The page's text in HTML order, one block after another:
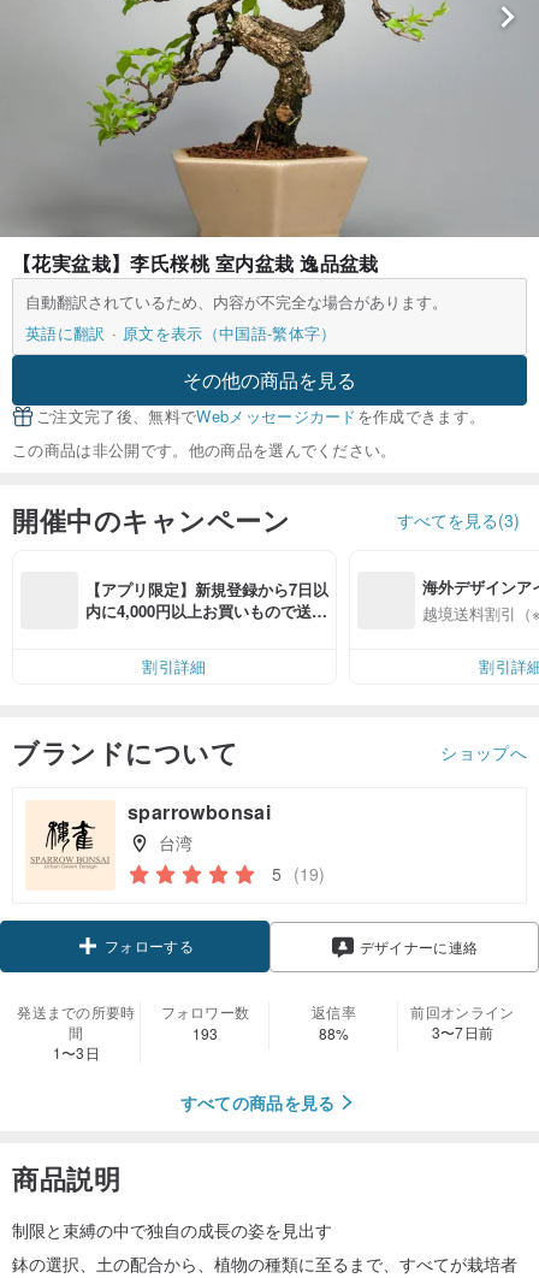
【花実盆栽】李氏桜桃 室内盆栽 逸品盆栽
自動翻訳されているため、内容が不完全な場合があります。
英語に翻訳
原文を表示（中国語-繁体字）
その他の商品を見る
ご注文完了後、無料でWebメッセージカードを作成できます。
この商品は非公開です。他の商品を選んでください。
開催中のキャンペーン すべてを見る(3)
【アプリ限定】新規登録から7日以
内に4,000円以上お買いもので送料
割引詳細
海外デザインア
入
越境送料割引（
割引詳
ブランドについて ショップへ
sparrowbonsai
台湾
5 (19)
フォローする デザイナーに連絡
発送までの所要時
間
1〜3日
フォロワー数
193
返信率
88%
前回オンライン
3〜7日前
すべての商品を見る
商品説明
制限と束縛の中で独自の成長の姿を見出す
鉢の選択、土の配合から、植物の種類に至るまで、すべてが栽培者